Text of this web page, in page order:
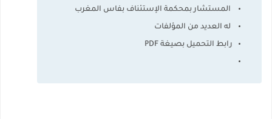
المستشار بمحكمة الإستئناف بفاس المغرب
له العديد من المؤلفات
رابط التحميل بصيغة PDF